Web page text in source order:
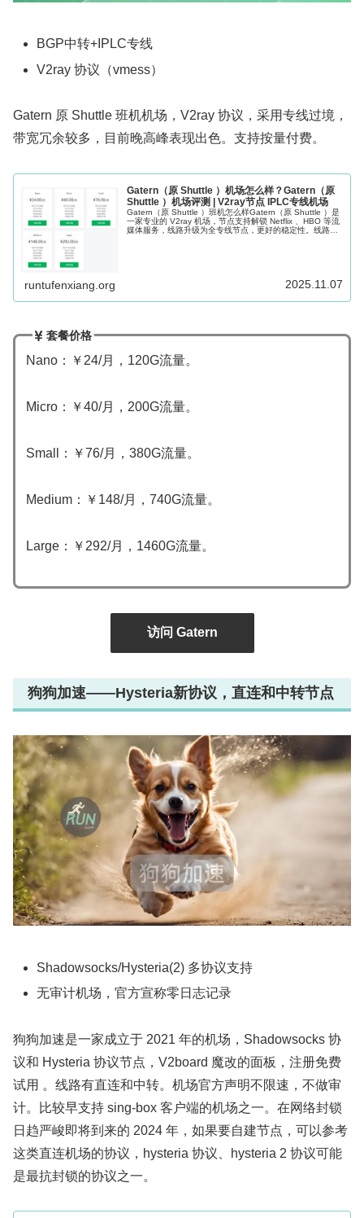
BGP中转+IPLC专线
V2ray 协议（vmess）
Gatern 原 Shuttle 班机机场，V2ray 协议，采用专线过境，
带宽冗余较多，目前晚高峰表现出色。支持按量付费。
Gatern（原 Shuttle ）机场怎么样？Gatern（原
Shuttle ）机场评测 | V2ray节点 IPLC专线机场
Gatern（原 Shuttle ）班机怎么样Gatern（原 Shuttle ）是
一家专业的 V2ray 机场，节点支持解锁 Netflix 、HBO 等流
媒体服务，线路升级为全专线节点，更好的稳定性。线路为
runtufenxiang.org 2025.11.07
套餐价格
Nano：￥24/月，120G流量。
Micro：￥40/月，200G流量。
Small：￥76/月，380G流量。
Medium：￥148/月，740G流量。
Large：￥292/月，1460G流量。
访问 Gatern
狗狗加速——Hysteria新协议，直连和中转节点
Shadowsocks/Hysteria(2) 多协议支持
无审计机场，官方宣称零日志记录
狗狗加速是一家成立于 2021 年的机场，Shadowsocks 协
议和 Hysteria 协议节点，V2board 魔改的面板，注册免费
试用 。线路有直连和中转。机场官方声明不限速，不做审
计。比较早支持 sing-box 客户端的机场之一。在网络封锁
日趋严峻即将到来的 2024 年，如果要自建节点，可以参考
这类直连机场的协议，hysteria 协议、hysteria 2 协议可能
是最抗封锁的协议之一。